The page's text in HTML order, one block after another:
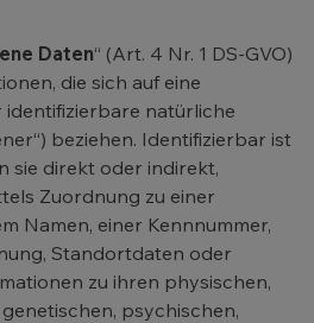
Daten“ (Art. 4 Nr. 1 DS-GVO)
die sich auf eine
identifizierbare natürliche
beziehen. Identifizierbar ist
sie direkt oder indirekt,
Zuordnung zu einer
Namen, einer Kennnummer,
Standortdaten oder
zu ihren physischen,
psychischen,